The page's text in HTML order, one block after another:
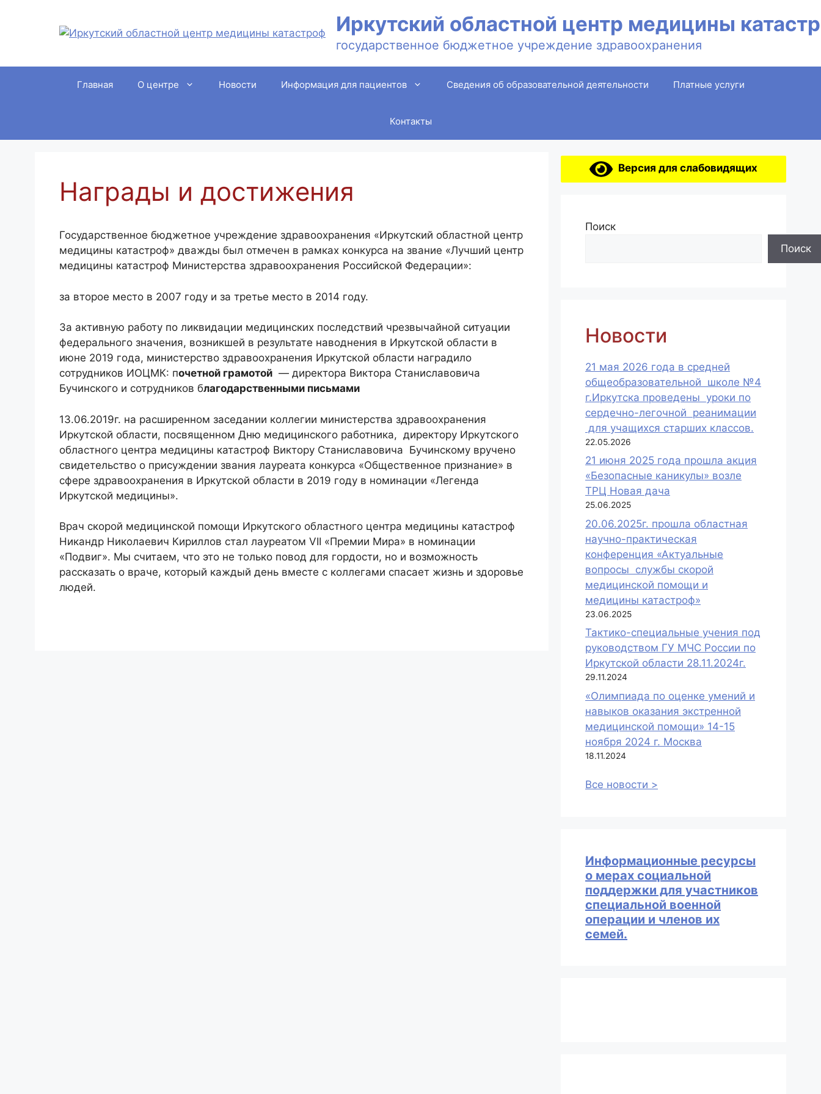
содержимому
Иркутский областной центр медицины
государственное бюджетное учреждение здравоохранения
Главная О центре Новости Информация для пациентов Сведения об образовательной деятельности Платные услуги
Контакты
Награды и достижения
Государственное бюджетное учреждение здравоохранения «Иркутский областной центр
медицины катастроф» дважды был отмечен в рамках конкурса на звание «Лучший центр
медицины катастроф Министерства здравоохранения Российской Федерации»:
за второе место в 2007 году и за третье место в 2014 году.
За активную работу по ликвидации медицинских последствий чрезвычайной ситуации
федерального значения, возникшей в результате наводнения в Иркутской области в
июне 2019 года, министерство здравоохранения Иркутской области наградило
сотрудников ИОЦМК: почетной грамотой — директора Виктора Станиславовича
Бучинского и сотрудников благодарственными письмами
13.06.2019г. на расширенном заседании коллегии министерства здравоохранения
Иркутской области, посвященном Дню медицинского работника, директору Иркутского
областного центра медицины катастроф Виктору Станиславовича Бучинскому вручено
свидетельство о присуждении звания лауреата конкурса «Общественное признание» в
сфере здравоохранения в Иркутской области в 2019 году в номинации «Легенда
Иркутской медицины».
Врач скорой медицинской помощи Иркутского областного центра медицины катастроф
Никандр Николаевич Кириллов стал лауреатом VII «Премии Мира» в номинации
«Подвиг». Мы считаем, что это не только повод для гордости, но и возможность
рассказать о враче, который каждый день вместе с коллегами спасает жизнь и здоровье
людей.
Версия для слабовидящих
Поиск
Поиск
Новости
21 мая 2026 года в средней
общеобразовательной школе №4
г.Иркутска проведены уроки по
сердечно-легочной реанимации
для учащихся старших классов.
22.05.2026
21 июня 2025 года прошла акция
«Безопасные каникулы» возле
ТРЦ Новая дача
25.06.2025
20.06.2025г. прошла областная
научно-практическая
конференция «Актуальные
вопросы службы скорой
медицинской помощи и
медицины катастроф»
23.06.2025
Тактико-специальные учения под
руководством ГУ МЧС России по
Иркутской области 28.11.2024г.
29.11.2024
«Олимпиада по оценке умений и
навыков оказания экстренной
медицинской помощи» 14-15
ноября 2024 г. Москва
18.11.2024
Все новости >
Информационные ресурсы
о мерах социальной
поддержки для участников
специальной военной
операции и членов их
семей.